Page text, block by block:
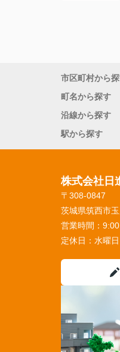
市区町村から
町名から探す
沿線から探す
駅から探す
株式会社
〒308-0847
茨城県筑西市
営業時間：
定休日： 水曜日